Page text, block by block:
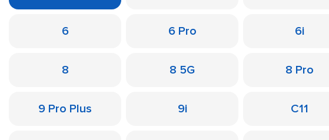
6 6 Pro 6i
8 8 5G 8 Pro
9 Pro Plus 9i C11